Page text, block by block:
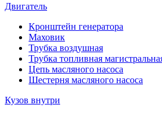
Двигатель
Кронштейн генератора
Маховик
Трубка воздушная
Трубка топливная
Цепь масляного насоса
Шестерня масляного насоса
Кузов внутри